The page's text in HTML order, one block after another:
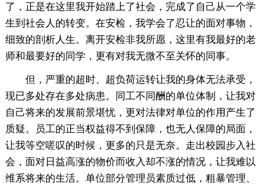
了，正是在这里我开始踏上了社会，完成了自己从一个学
生到社会人的转变。在安检，我学会了忍让的面对事物，
细致的剖析人生。离开安检非我所愿，这里有我最好的老
师和最要好的同学，更有对我无微不至关怀的同事。
但，严重的超时、超负荷运转让我的身体无法承受，
现已多处存在多处病患。同工不同酬的单位体制，让我对
自己将来的发展前景堪忧，更对法律对单位的作用产生了
质疑。员工的正当权益得不到保障，也无人保障的局面，
让我等空嗟叹的时候，更多的只是无奈。走出校园步入社
会，面对日益高涨的物价而收入却不涨的情况，让我难以
维系将来的生活。单位部分管理员素质过低，粗暴管理、